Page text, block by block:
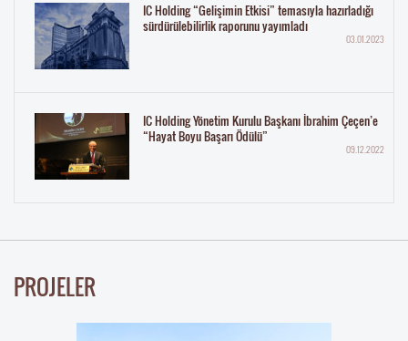
IC Holding “Gelişimin Etkisi” temasıyla hazırladığı
sürdürülebilirlik raporunu yayımladı
03.01.2023
IC Holding Yönetim Kurulu Başkanı İbrahim Çeçen’e
“Hayat Boyu Başarı Ödülü”
09.12.2022
PROJELER